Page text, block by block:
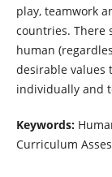
play, teamwork
countries. There
human
desirable values
individually and
Keywords:
Curriculum